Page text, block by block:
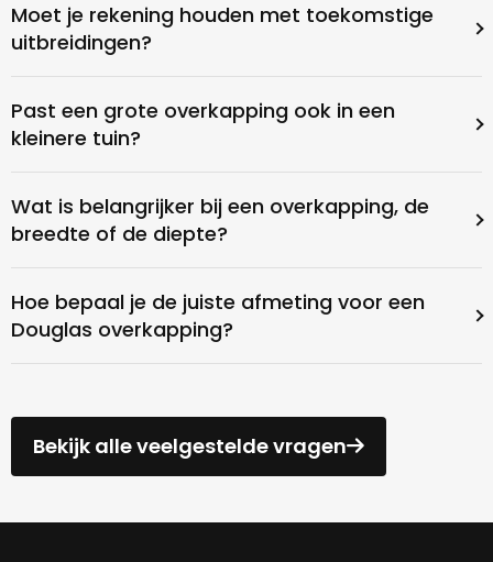
Moet je rekening houden met toekomstige
uitbreidingen?
Past een grote overkapping ook in een
kleinere tuin?
Wat is belangrijker bij een overkapping, de
breedte of de diepte?
Hoe bepaal je de juiste afmeting voor een
Douglas overkapping?
Bekijk alle veelgestelde vragen